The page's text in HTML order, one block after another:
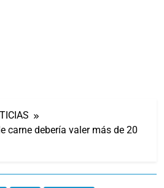
carne debería valer más de 20